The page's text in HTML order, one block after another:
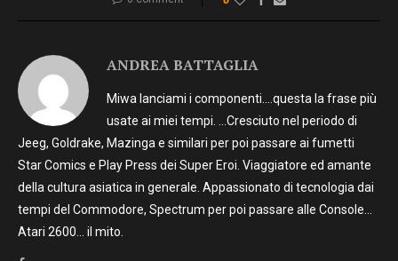
ANDREA BATTAGLIA
Miwa lanciami i componenti….questa la frase più
usate ai miei tempi. …Cresciuto nel periodo di
Jeeg, Goldrake, Mazinga e similari per poi passare ai fumetti
Star Comics e Play Press dei Super Eroi. Viaggiatore ed amante
della cultura asiatica in generale. Appassionato di tecnologia dai
tempi del Commodore, Spectrum per poi passare alle Console…
Atari 2600… il mito.